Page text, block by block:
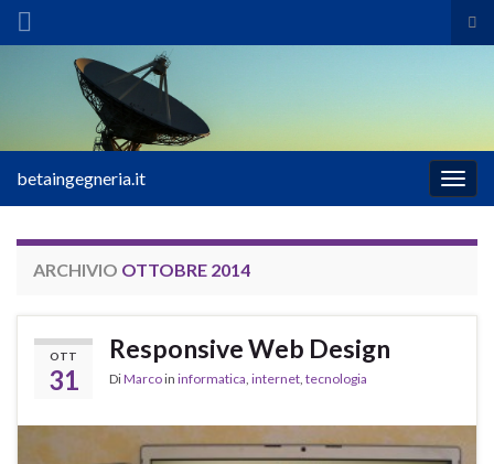
il
Search for:
la
betaingegneria.it
ARCHIVIO OTTOBRE 2014
OTT
31
Responsive Web Design
DiMarcoin informatica internet tecnologia